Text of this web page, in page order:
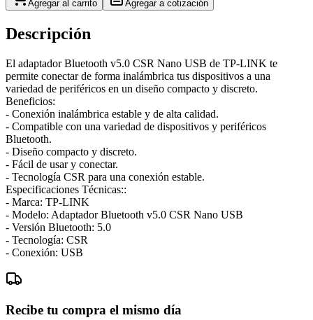
Agregar al carrito Agregar a cotización
Descripción
El adaptador Bluetooth v5.0 CSR Nano USB de TP-LINK te
permite conectar de forma inalámbrica tus dispositivos a una
variedad de periféricos en un diseño compacto y discreto.
Beneficios:
- Conexión inalámbrica estable y de alta calidad.
- Compatible con una variedad de dispositivos y periféricos
Bluetooth.
- Diseño compacto y discreto.
- Fácil de usar y conectar.
- Tecnología CSR para una conexión estable.
Especificaciones Técnicas::
- Marca: TP-LINK
- Modelo: Adaptador Bluetooth v5.0 CSR Nano USB
- Versión Bluetooth: 5.0
- Tecnología: CSR
- Conexión: USB
Recibe tu compra el mismo día